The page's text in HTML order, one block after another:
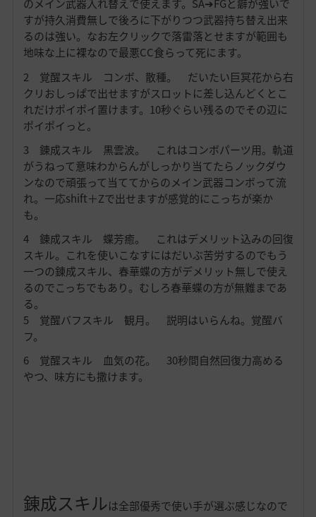
のメイン武器入れ替えで使えます。SA➔FGと癖が強いで
すが持久消費無しで後ろに下がりつつ武器持ち替え出来
るのは強い。なお左クリックで落雷落とせますが範囲も
地味な上に裸なので最悪CC食らって死にます。
2 覚醒スキル コンボ、散種。 だいたい巨冥花から右
クリおしっぱで出せますがスロットに差し込んどくとこ
れだけポイポイ置けます。10秒ぐらい残るのでその辺に
ポイポイっと。
3 錬成スキル 黒雲波。 これはコンボパーツ用。軌道
がうねって意味わからんがしっかり当てたらノックダウ
ンなので頑張って当ててからのメイン武器コンボって流
れ。一応shift＋Zで出せますが感覚的にこっちが楽か
も。
4 錬成スキル 蝶芳癒。 これはデメリット込みの回復
スキル。これを使いこなすにはだいぶ苦労するのでもう
一つの錬成スキル、春華蝶の方がデメリット無しで使え
るのでこっちでもあり。むしろ春華蝶の方が無難まであ
る。
5 覚醒バフスキル 観月。 説明はいらんね。覚醒バ
フ。
6 覚醒スキル 血気の花。 30秒間自然回復力高める
やつ、味方にも撒けます。
錬成スキルは全部優秀で使い手が選ぶ感じなので